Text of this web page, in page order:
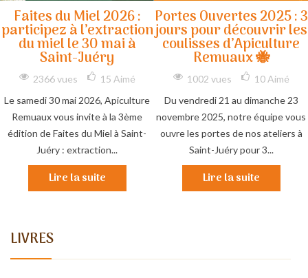
LIVRES
Faites du Miel 2026 :
participez à l’extraction
du miel le 30 mai à
Saint-Juéry
2366 vues 15 Aimé
Le samedi 30 mai 2026, Apiculture
Remuaux vous invite à la 3ème
édition de Faites du Miel à Saint-
Juéry : extraction...
Lire la suite
Portes Ouvertes 2025 : 3
jours pour découvrir les
coulisses d’Apiculture
Remuaux 🐝
1002 vues 10 Aimé
Du vendredi 21 au dimanche 23
novembre 2025, notre équipe vous
ouvre les portes de nos ateliers à
Saint-Juéry pour 3...
Lire la suite